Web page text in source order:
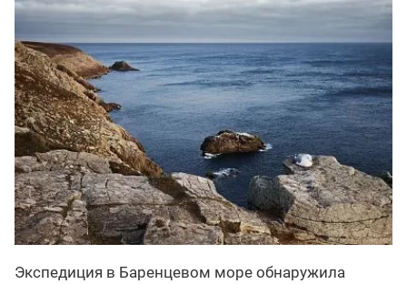
Экспедиция в Баренцевом море обнаружила